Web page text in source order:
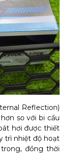
Reflection)
so với bi cầu
hơi được thiết
trì nhiệt độ hoạt
đồng thời